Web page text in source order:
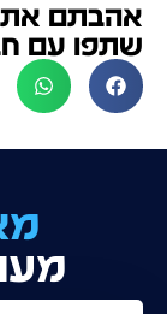
אהבתם
שתפו עם